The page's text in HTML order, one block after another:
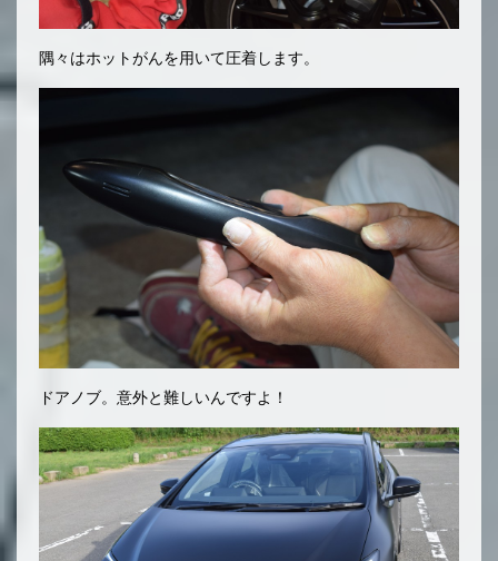
隅々はホットがんを用いて圧着します。
ドアノブ。意外と難しいんですよ！